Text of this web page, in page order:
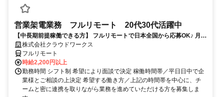
営業架電業務 フルリモート 20代30代活躍中
【中長期前提稼働できる方】 フルリモートで日本全国から応募OK♪ 月稼
働40時間で安定収入！
株式会社クラウドワークス
フルリモート
時給2,200円以上
勤務時間 シフト制 希望により面談で決定 稼働時間帯／平日日中で企
業様とご相談の上決定 希望する働き方／上記の時間帯を中心に、チ
ームと密に連携を取りながら業務を進めていただける方を募集しま